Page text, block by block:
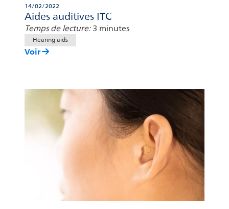
14/02/2022
Aides auditives ITC
Temps de lecture:3 minutes
Hearing aids
Voir